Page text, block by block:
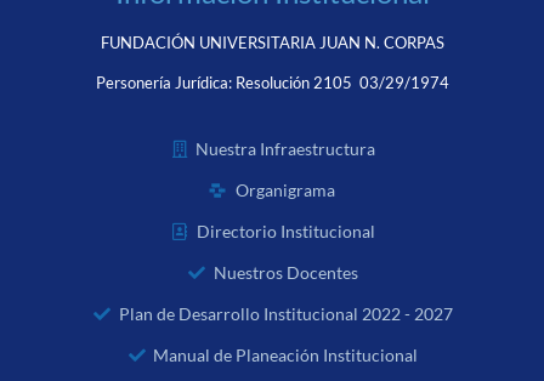
FUNDACIÓN UNIVERSITARIA JUAN N. CORPAS
Personería Jurídica: Resolución 2105 03/29/1974
Nuestra Infraestructura
Organigrama
Directorio Institucional
Nuestros Docentes
Plan de Desarrollo Institucional 2022 - 2027
Manual de Planeación Institucional